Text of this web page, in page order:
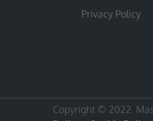
Privacy Policy
Copyright © 2022.